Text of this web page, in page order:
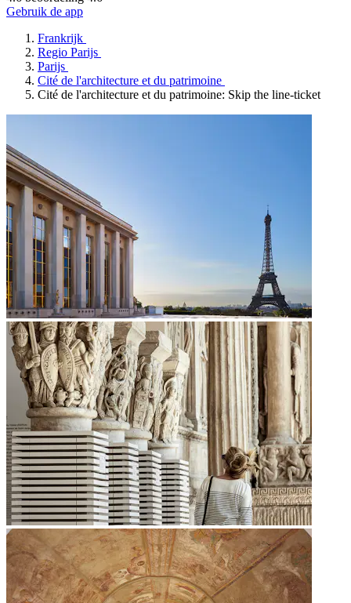
Gebruik de app
Frankrijk
Regio Parijs
Parijs
Cité de l'architecture et du patrimoine
Cité de l'architecture et du patrimoine: Skip the line-ticket